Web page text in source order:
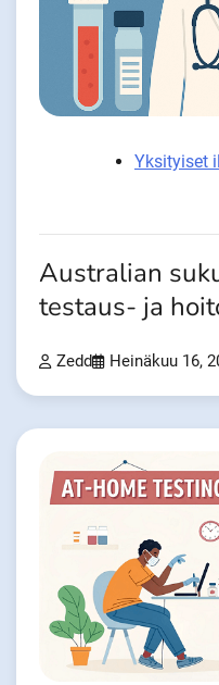
Yksityiset
Australian
testaus- ja
Zedd Heinäkuu 16,